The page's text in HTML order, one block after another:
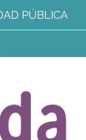
PÚBLICA